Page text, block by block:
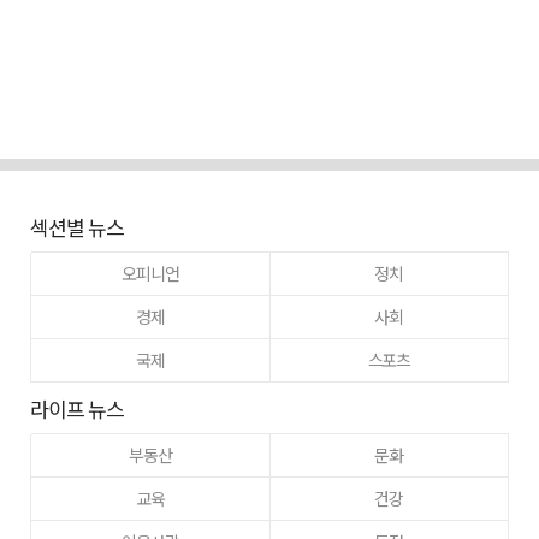
섹션별 뉴스
오피니언
정치
경제
사회
국제
스포츠
라이프 뉴스
부동산
문화
교육
건강